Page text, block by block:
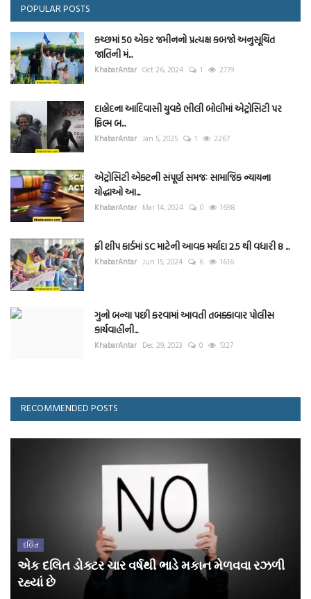
POPULAR POSTS
કચ્છમાં 50 એકર જમીનનો પ્રત્યક્ષ કબજો અનુસૂચિત
જાતિની મં...
KhabarAntar Oct 26, 2024 1 2779
દાહોદના આદિવાસી યુવકે ભીલી બોલીમાં એટ્રોસિટી પર
ફિલ્મ બ...
KhabarAntar Jan 5, 2025 1 2267
એટ્રોસિટી એક્ટની સંપૂર્ણ સમજઃ સામાજિક ન્યાયના
યોદ્ધાઓ આ...
KhabarAntar Mar 14, 2024 0 1698
ફ્રી શીપ કાર્ડમાં SC માટેની આવક મર્યાદા 2.5 થી વધારી 8 ...
KhabarAntar Jun 15, 2024 6 1616
ગુનો બન્યા પછી કરવામાં આવતી તબક્કાવાર પોલીસ
કાર્યવાહીની...
KhabarAntar Dec 29, 2023 0 1327
RECOMMENDED POSTS
દલિત
એક દલિત ડોક્ટર ચાર વર્ષથી ભાડે મકાન મેળવવા રઝળી
રહ્યાં છે